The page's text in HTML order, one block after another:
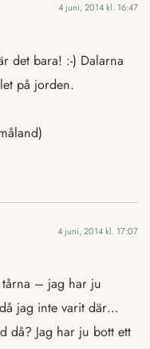
4 juni, 2014 kl. 16:47
det bara! :-) Dalarna
på jorden.
4 juni, 2014 kl. 17:07
– jag har ju
jag inte varit där…
då? Jag har ju bott ett